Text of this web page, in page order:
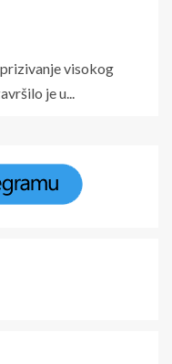
visokog
je u...